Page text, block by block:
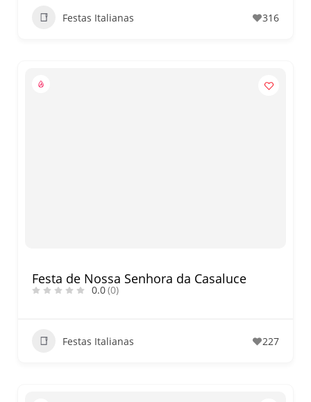
Festas Italianas 316
Festa de Nossa Senhora da Casaluce
0.0(0)
Festas Italianas 227